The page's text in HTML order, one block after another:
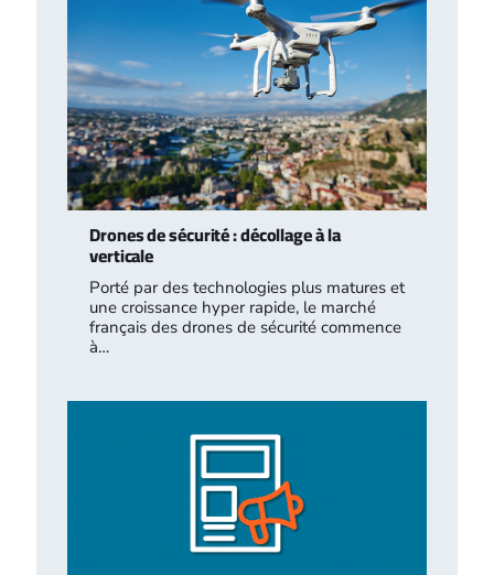
Drones de sécurité : décollage à la
verticale
Porté par des technologies plus matures et
une croissance hyper rapide, le marché
français des drones de sécurité commence
à…